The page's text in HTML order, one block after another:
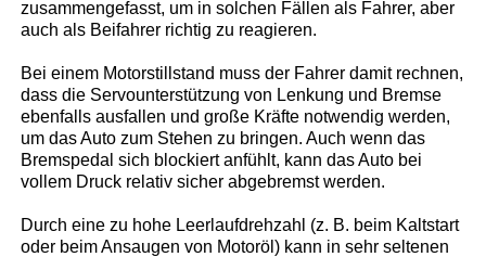
zusammengefasst, um in solchen Fällen als Fahrer, aber
auch als Beifahrer richtig zu reagieren.
Bei einem Motorstillstand muss der Fahrer damit rechnen,
dass die Servounterstützung von Lenkung und Bremse
ebenfalls ausfallen und große Kräfte notwendig werden,
um das Auto zum Stehen zu bringen. Auch wenn das
Bremspedal sich blockiert anfühlt, kann das Auto bei
vollem Druck relativ sicher abgebremst werden.
Durch eine zu hohe Leerlaufdrehzahl (z. B. beim Kaltstart
oder beim Ansaugen von Motoröl) kann in sehr seltenen